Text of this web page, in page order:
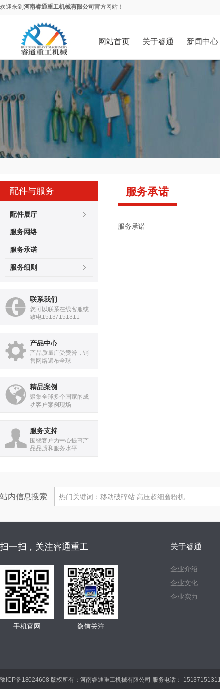
欢迎来到 河南睿通重工机械有限公司 官方网站！
网站首页 关于睿通 新闻中心
配件与服务
配件展厅
服务网络
服务承诺
服务细则
联系我们
您可以联系在线客服或
致电15137151311
产品中心
产品质量广受赞誉，销
售网络遍布全球
精品案例
聚集全球多个国家的成
功客户案例现场
服务支持
围绕客户为中心提高产
品品质和服务水平
服务承诺
服务承诺
站内信息搜索
扫一扫，关注睿通重工
手机官网 微信关注
关于睿通
企业介绍
企业文化
企业实力
豫ICP备18024608 版权所有：河南睿通重工机械有限公司 服务电话：